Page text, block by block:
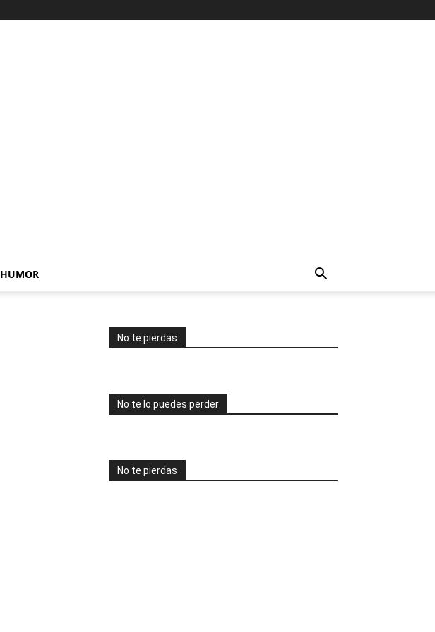
HUMOR
No te pierdas
No te lo puedes perder
No te pierdas